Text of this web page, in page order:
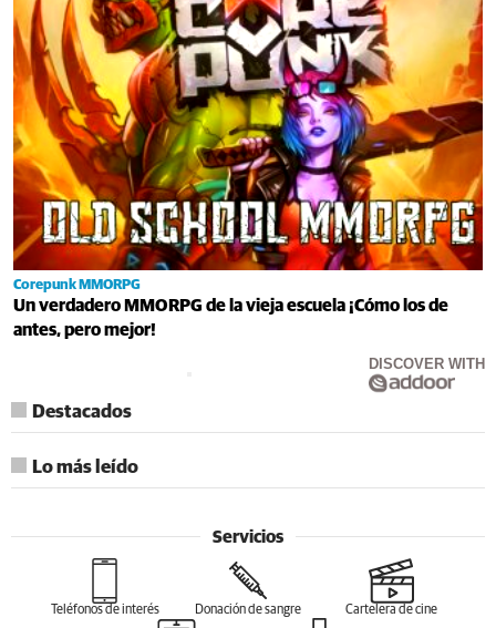
Corepunk MMORPG
Un verdadero MMORPG de la vieja escuela ¡Cómo los de
antes, pero mejor!
DISCOVER WITH
Destacados
Lo más leído
Servicios
Teléfonos de interés Donación de sangre Cartelera de cine